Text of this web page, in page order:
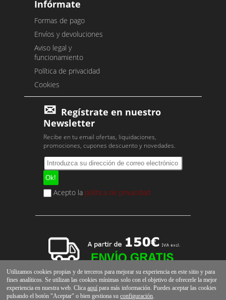
Infórmate
Formas de pago
Envíos y devoluciones
Aviso legal y
funcionamiento
Política de privacidad
Cookies
Regístrate en nuestro
Newsletter
Recibe en tu email ofertas, liquidaciones,
promociones, cupones descuento y novedades.
Acepto la política de privacidad
Utilizamos cookies propias y de terceros para mejorar su experiencia en este sitio y para
fines analíticos. Se utilizan las cookies mínimas solo con el objetivo de ofrecerle la mejor
experiencia en nuestra web. Clicaaquí para más información. Puedes aceptar las cookies
pulsando el botón "Aceptar" o bien gestiona suconfiguración.